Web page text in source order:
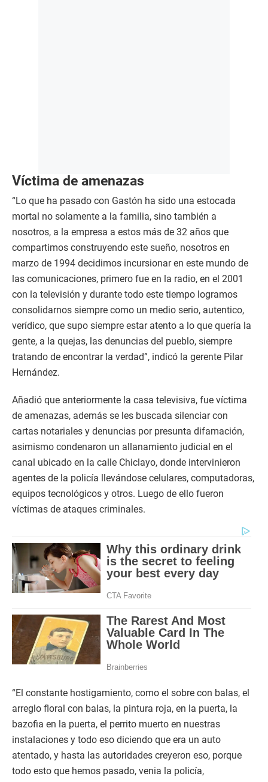
Víctima de amenazas
“Lo que ha pasado con Gastón ha sido una estocada
mortal no solamente a la familia, sino también a
nosotros, a la empresa a estos más de 32 años que
compartimos construyendo este sueño, nosotros en
marzo de 1994 decidimos incursionar en este mundo de
las comunicaciones, primero fue en la radio, en el 2001
con la televisión y durante todo este tiempo logramos
consolidarnos siempre como un medio serio, autentico,
verídico, que supo siempre estar atento a lo que quería la
gente, a la quejas, las denuncias del pueblo, siempre
tratando de encontrar la verdad”, indicó la gerente Pilar
Hernández.
Añadió que anteriormente la casa televisiva, fue víctima
de amenazas, además se les buscada silenciar con
cartas notariales y denuncias por presunta difamación,
asimismo condenaron un allanamiento judicial en el
canal ubicado en la calle Chiclayo, donde intervinieron
agentes de la policía llevándose celulares, computadoras,
equipos tecnológicos y otros. Luego de ello fueron
víctimas de ataques criminales.
“El constante hostigamiento, como el sobre con balas, el
arreglo floral con balas, la pintura roja, en la puerta, la
bazofia en la puerta, el perrito muerto en nuestras
instalaciones y todo eso diciendo que era un auto
atentado, y hasta las autoridades creyeron eso, porque
todo esto que hemos pasado, venia la policía,